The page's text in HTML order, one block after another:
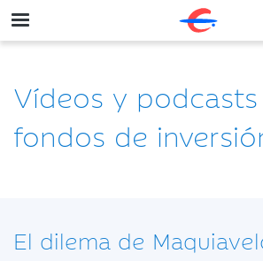
Vídeos y
fondos de
El dilema de